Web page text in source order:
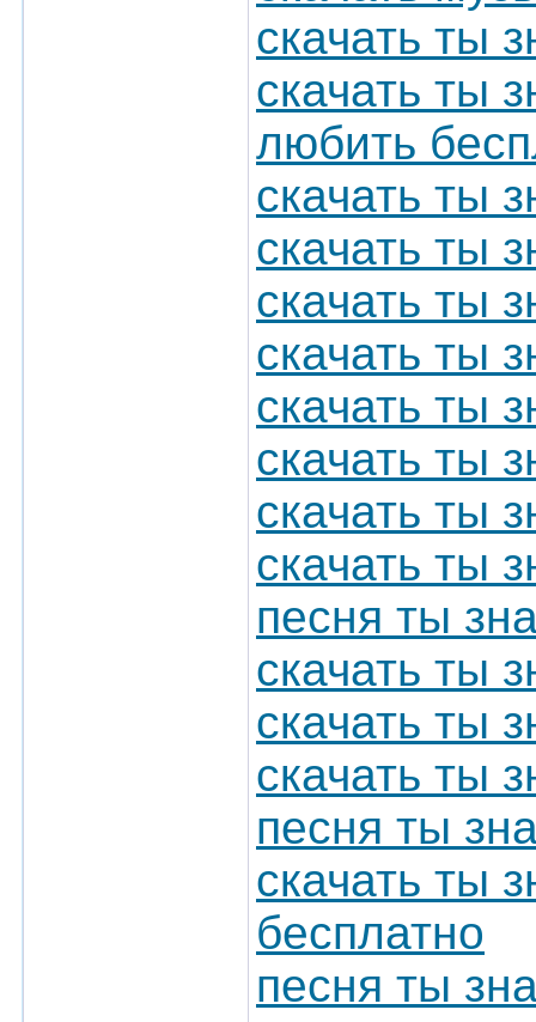
скачать ты
скачать ты
любить
скачать ты
скачать ты
скачать ты
скачать ты
скачать ты
скачать ты
скачать ты
скачать ты
песня ты
скачать ты
скачать ты
скачать ты
песня ты
скачать ты
бесплатно
песня ты